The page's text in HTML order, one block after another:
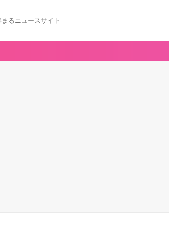
るニュースサイト